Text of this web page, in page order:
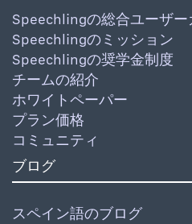
Speechlingの総合ユーザー
Speechlingのミッション
Speechlingの奨学金制度
チームの紹介
ホワイトペーパー
プラン価格
コミュニティ
ブログ
スペイン語のブログ